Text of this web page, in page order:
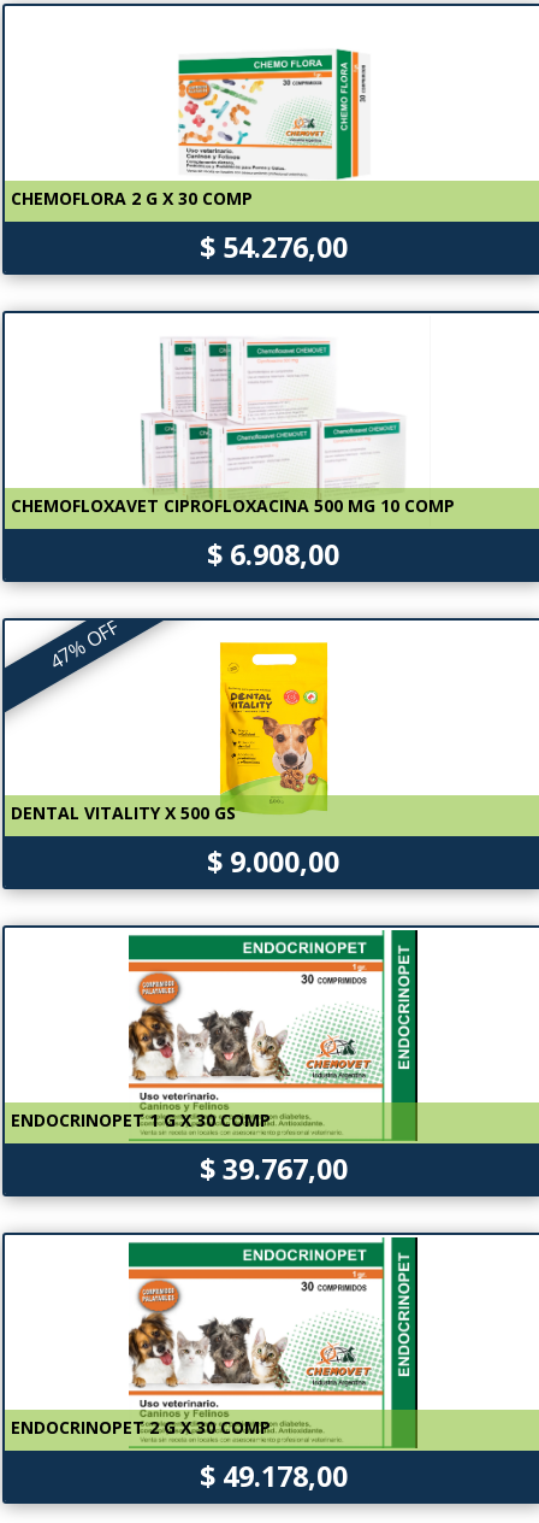
CHEMOFLORA 2 G X 30 COMP
$ 54.276,00
CHEMOFLOXAVET CIPROFLOXACINA 500 MG 10 COMP
$ 6.908,00
47% OFF
DENTAL VITALITY X 500 GS
$ 9.000,00
ENDOCRINOPET 1 G X 30 COMP
$ 39.767,00
ENDOCRINOPET 2 G X 30 COMP
$ 49.178,00